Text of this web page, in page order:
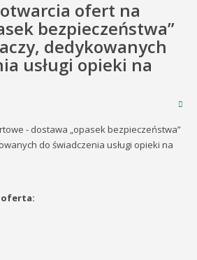
ofert na
bezpieczeństwa”
dedykowanych
usługi opieki na
- dostawa „opasek bezpieczeństwa”
do świadczenia usługi opieki na
oferta: